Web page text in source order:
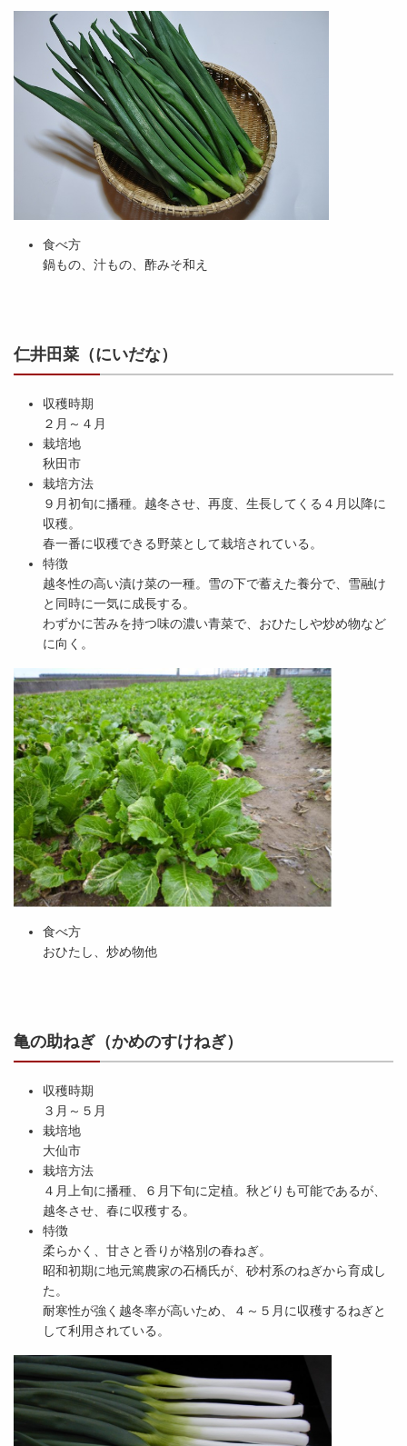
食べ方
鍋もの、汁もの、酢みそ和え
仁井田菜（にいだな）
収穫時期
２月～４月
栽培地
秋田市
栽培方法
９月初旬に播種。越冬させ、再度、生長してくる４月以降に
収穫。
春一番に収穫できる野菜として栽培されている。
特徴
越冬性の高い漬け菜の一種。雪の下で蓄えた養分で、雪融け
と同時に一気に成長する。
わずかに苦みを持つ味の濃い青菜で、おひたしや炒め物など
に向く。
食べ方
おひたし、炒め物他
亀の助ねぎ（かめのすけねぎ）
収穫時期
３月～５月
栽培地
大仙市
栽培方法
４月上旬に播種、６月下旬に定植。秋どりも可能であるが、
越冬させ、春に収穫する。
特徴
柔らかく、甘さと香りが格別の春ねぎ。
昭和初期に地元篤農家の石橋氏が、砂村系のねぎから育成し
た。
耐寒性が強く越冬率が高いため、４～５月に収穫するねぎと
して利用されている。